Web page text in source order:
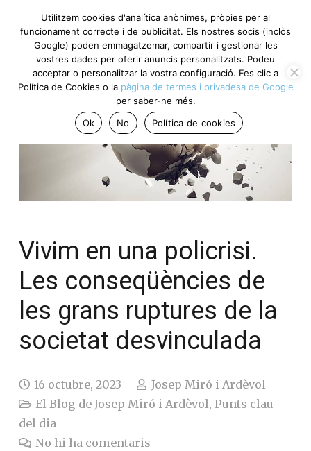
Vivim en una policrisi.
Les conseqüències de
les grans ruptures de la
societat desvinculada
16 octubre, 2023
Josep Miró i Ardèvol
El Blog de Josep Miró i Ardèvol,Punts clau
del dia
No hi ha comentaris
Utilitzem cookies d'analítica anònimes, pròpies per al
funcionament correcte i de publicitat. Els nostres socis (inclòs
Google) poden emmagatzemar, compartir i gestionar les
vostres dades per oferir anuncis personalitzats. Podeu
acceptar o personalitzar la vostra configuració. Fes clic a
Política de Cookies o la pàgina de termes i privadesa de Google
per saber-ne més.
Ok
No Política de cookies